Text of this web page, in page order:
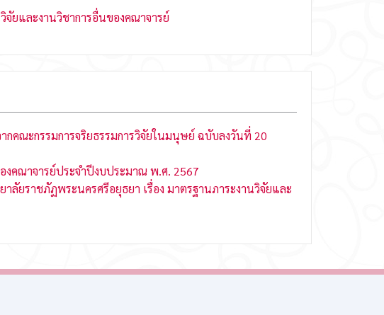
ยและงานวิชาการอื่นของคณาจารย์
กคณะกรรมการจริยธรรมการวิจัยในมนุษย์ ฉบับลงวันที่ 20
งคณาจารย์ประจำปีงบประมาณ พ.ศ. 2567
ยราชภัฏพระนครศรีอยุธยา เรื่อง มาตรฐานภาระงานวิจัยและ